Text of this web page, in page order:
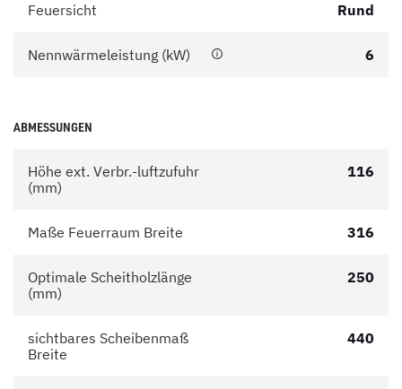
Feuersicht Rund
Nennwärmeleistung (kW) 6
ABMESSUNGEN
Höhe ext. Verbr.-luftzufuhr
(mm)
116
Maße Feuerraum Breite 316
Optimale Scheitholzlänge
(mm)
250
sichtbares Scheibenmaß
Breite
440